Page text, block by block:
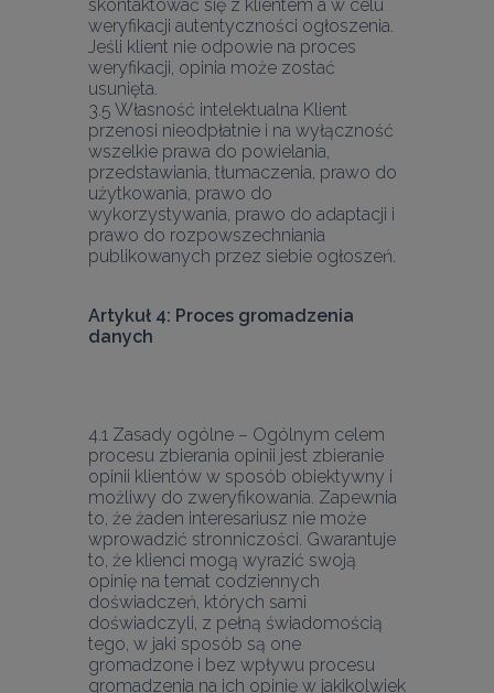
skontaktować się z klientem à w celu
weryfikacji autentyczności ogłoszenia.
Jeśli klient nie odpowie na proces
weryfikacji, opinia może zostać
usunięta.
3.5 Własność intelektualna Klient
przenosi nieodpłatnie i na wyłączność
wszelkie prawa do powielania,
przedstawiania, tłumaczenia, prawo do
użytkowania, prawo do
wykorzystywania, prawo do adaptacji i
prawo do rozpowszechniania
Artykuł 4: Proces gromadzenia
danych
4.1 Zasady ogólne – Ogólnym celem
procesu zbierania opinii jest zbieranie
opinii klientów w sposób obiektywny i
możliwy do zweryfikowania. Zapewnia
to, że żaden interesariusz nie może
wprowadzić stronniczości. Gwarantuje
to, że klienci mogą wyrazić swoją
opinię na temat codziennych
doświadczeń, których sami
doświadczyli, z pełną świadomością
tego, w jaki sposób są one
gromadzone i bez wpływu procesu
gromadzenia na ich opinię w jakikolwiek